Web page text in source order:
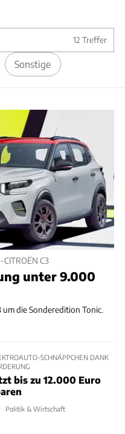
12 Treffer
Sonstige
CITROËN C3
unter 9.000
die Sonderedition Tonic.
SCHNÄPPCHEN DANK
bis zu 12.000 Euro
Politik & Wirtschaft